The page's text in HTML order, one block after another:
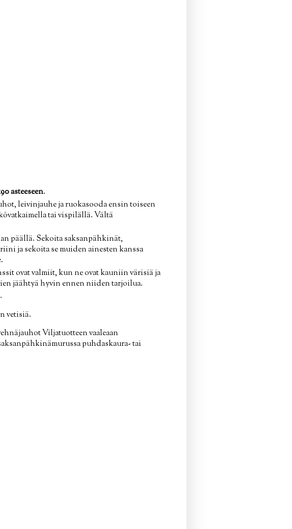
asteeseen.
leivinjauhe ja ruokasooda ensin toiseen
tai vispilällä. Vältä
päällä. Sekoita saksanpähkinät,
ja sekoita se muiden ainesten kanssa
ovat valmiit, kun ne ovat kauniin värisiä ja
jäähtyä hyvin ennen niiden tarjoilua.
vetisiä.
Viljatuotteen vaaleaan
puhdaskaura- tai